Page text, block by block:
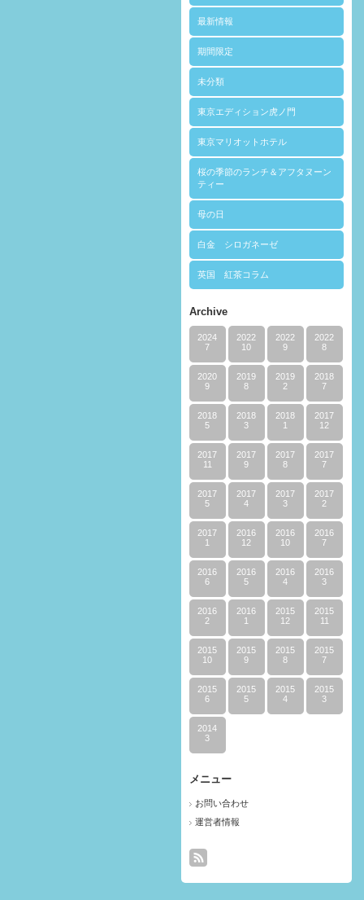
最新情報
期間限定
未分類
東京エディション虎ノ門
東京マリオットホテル
桜の季節のランチ＆アフタヌーン
ティー
母の日
白金 シロガネーゼ
英国 紅茶コラム
Archive
2024
7
2022
10
2022
9
2022
8
2020
9
2019
8
2019
2
2018
7
2018
5
2018
3
2018
1
2017
12
2017
11
2017
9
2017
8
2017
7
2017
5
2017
4
2017
3
2017
2
2017
1
2016
12
2016
10
2016
7
2016
6
2016
5
2016
4
2016
3
2016
2
2016
1
2015
12
2015
11
2015
10
2015
9
2015
8
2015
7
2015
6
2015
5
2015
4
2015
3
2014
3
メニュー
お問い合わせ
運営者情報